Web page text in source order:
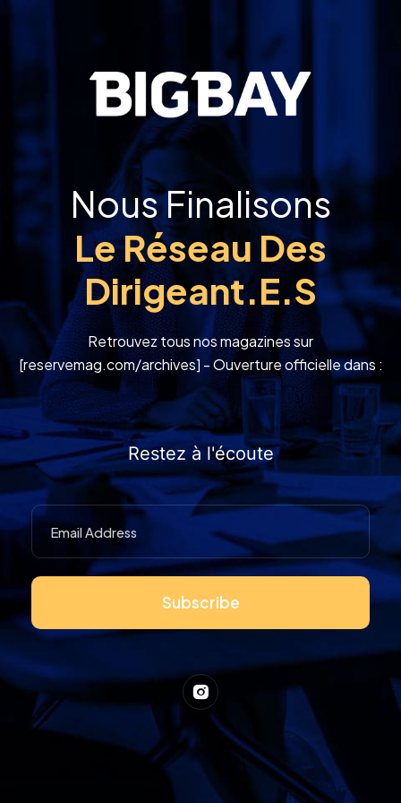
Nous Finalisons
Le Réseau Des
Dirigeant.e.s
Retrouvez tous nos magazines sur
[reservemag.com/archives] - Ouverture officielle dans :
Restez à l'écoute
Subscribe